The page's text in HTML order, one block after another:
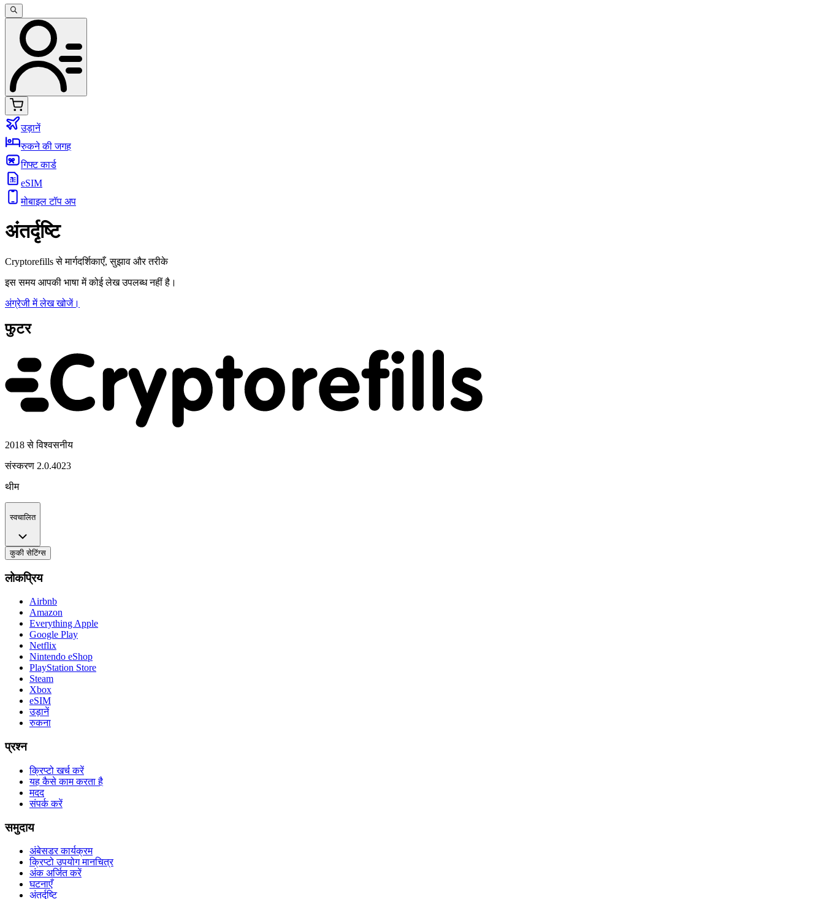
उड़ानें
रुकने की जगह
गिफ्ट कार्ड
eSIM
मोबाइल टॉप अप
अंतर्दृष्टि
Cryptorefills से मार्गदर्शिकाएँ, सुझाव और तरीके
इस समय आपकी भाषा में कोई लेख उपलब्ध नहीं है।
अंग्रेजी में लेख खोजें।
फुटर
2018 से विश्वसनीय
संस्करण 2.0.4023
थीम
स्वचालित
कुकी सेटिंग्स
लोकप्रिय
Airbnb
Amazon
Everything Apple
Google Play
Netflix
Nintendo eShop
PlayStation Store
Steam
Xbox
eSIM
उड़ानें
रुकना
प्रश्न
क्रिप्टो खर्च करें
यह कैसे काम करता है
मदद
संपर्क करें
समुदाय
अंबेसडर कार्यक्रम
क्रिप्टो उपयोग मानचित्र
अंक अर्जित करें
घटनाएँ
अंतर्दृष्टि